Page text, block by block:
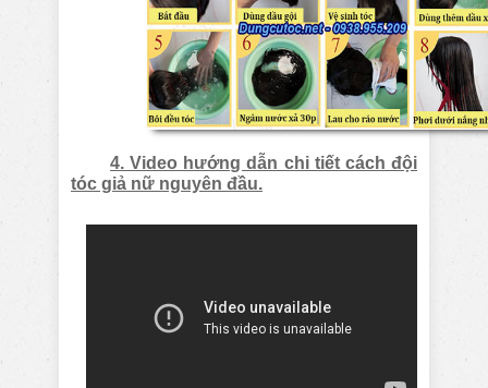
4. Video hướng dẫn chi tiết cách đội
tóc giả nữ nguyên đầu.